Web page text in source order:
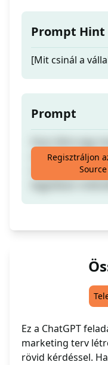
Prompt Hint
[Mit csinál a
Prompt
vállalkozásod
mindössze 7
Regisztráljon
Ez a ChatGPT
marketing terv
rövid kérdéssel.